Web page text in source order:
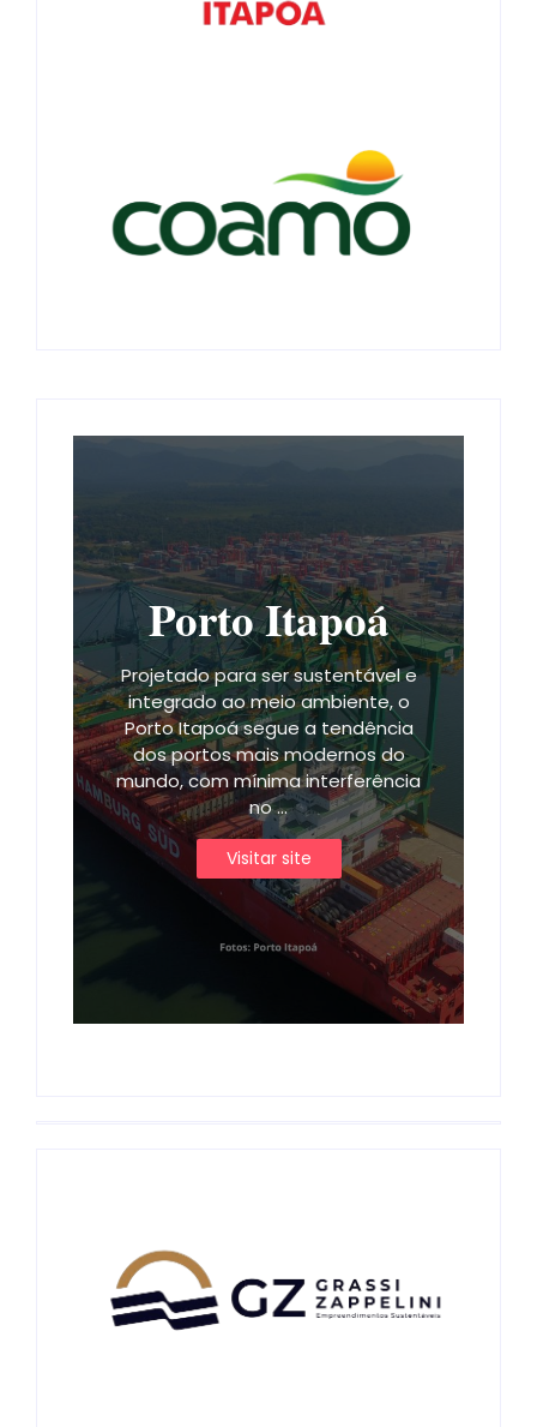
Porto Itapoá
Projetado para ser sustentável e
integrado ao meio ambiente, o
Porto Itapoá segue a tendência
dos portos mais modernos do
mundo, com mínima interferência
no ...
Visitar site